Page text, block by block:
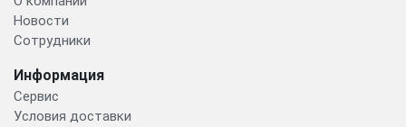
Новости
Сотрудники
Информация
Сервис
Условия доставки